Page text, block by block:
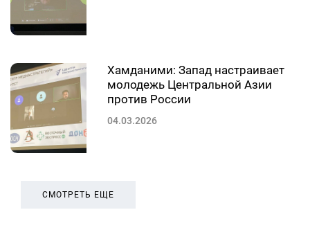
Хамданими: Запад настраивает
молодежь Центральной Азии
против России
04.03.2026
СМОТРЕТЬ ЕЩЕ